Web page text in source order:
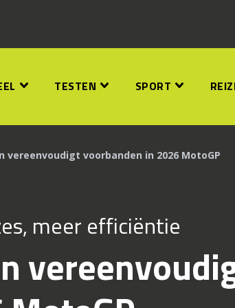
TESTEN SPORT
vereenvoudigt voorbanden in 2026 MotoGP
meer efficiëntie